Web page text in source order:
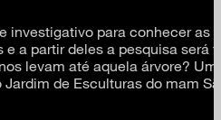
investigativo para conhecer as
e a partir deles a pesquisa será
levam até aquela árvore?
de Esculturas do mam